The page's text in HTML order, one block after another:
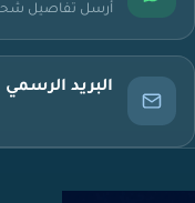
أرسل تفاصيل
البريد الرسمي